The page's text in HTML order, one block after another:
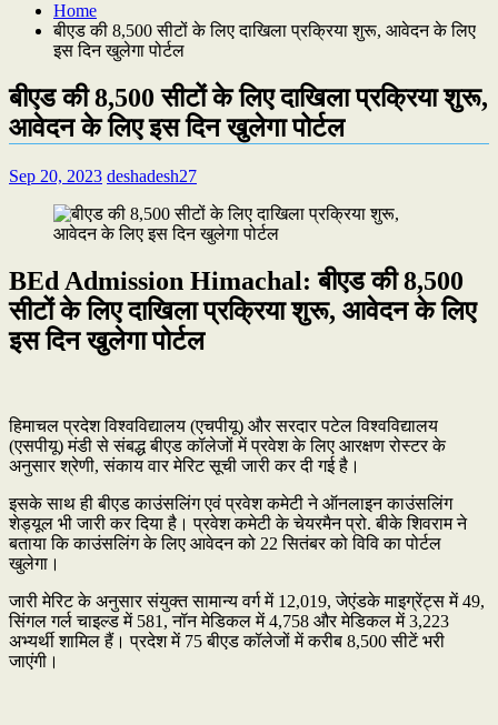
Home
बीएड की 8,500 सीटों के लिए दाखिला प्रक्रिया शुरू, आवेदन के लिए
इस दिन खुलेगा पोर्टल
बीएड की 8,500 सीटों के लिए दाखिला प्रक्रिया शुरू,
आवेदन के लिए इस दिन खुलेगा पोर्टल
Sep 20, 2023 deshadesh27
BEd Admission Himachal: बीएड की 8,500
सीटों के लिए दाखिला प्रक्रिया शुरू, आवेदन के लिए
इस दिन खुलेगा पोर्टल
हिमाचल प्रदेश विश्वविद्यालय (एचपीयू) और सरदार पटेल विश्वविद्यालय
(एसपीयू) मंडी से संबद्ध बीएड कॉलेजों में प्रवेश के लिए आरक्षण रोस्टर के
अनुसार श्रेणी, संकाय वार मेरिट सूची जारी कर दी गई है।
इसके साथ ही बीएड काउंसलिंग एवं प्रवेश कमेटी ने ऑनलाइन काउंसलिंग
शेड्यूल भी जारी कर दिया है। प्रवेश कमेटी के चेयरमैन प्रो. बीके शिवराम ने
बताया कि काउंसलिंग के लिए आवेदन को 22 सितंबर को विवि का पोर्टल
खुलेगा।
जारी मेरिट के अनुसार संयुक्त सामान्य वर्ग में 12,019, जेएंडके माइग्रेंट्स में 49,
सिंगल गर्ल चाइल्ड में 581, नॉन मेडिकल में 4,758 और मेडिकल में 3,223
अभ्यर्थी शामिल हैं। प्रदेश में 75 बीएड कॉलेजों में करीब 8,500 सीटें भरी
जाएंगी।